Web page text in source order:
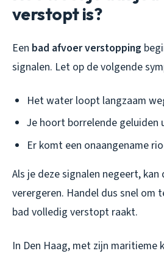
verstopt is?
Een bad afvoer verstopping
signalen. Let op de volgende
Het water loopt langzaam
Je hoort borrelende geluiden
Er komt een onaangename
Als je deze signalen negeert,
verergeren. Handel dus snel om
bad volledig verstopt raakt.
In Den Haag, met zijn maritieme